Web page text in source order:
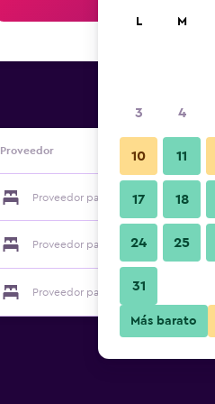
Proveedor
Proveedor para Brasil Milan
Proveedor para Brasil Milan
Proveedor para Brasil Milan
L M
3 4
10 11
17 18
24 25
31
Más barato